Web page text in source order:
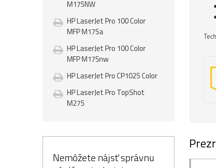
M175NW
HP LaserJet Pro 100 Color
MFP M175a
HP LaserJet Pro 100 Color
MFP M175nw
HP LaserJet Pro CP1025 Color
HP LaserJet Pro TopShot
M275
Nemôžete nájsť správnu